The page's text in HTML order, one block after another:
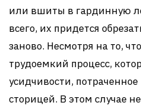
или вшиты в гардинную
всего, их придется
заново. Несмотря на то,
трудоемкий процесс,
усидчивости,
сторицей. В этом случае